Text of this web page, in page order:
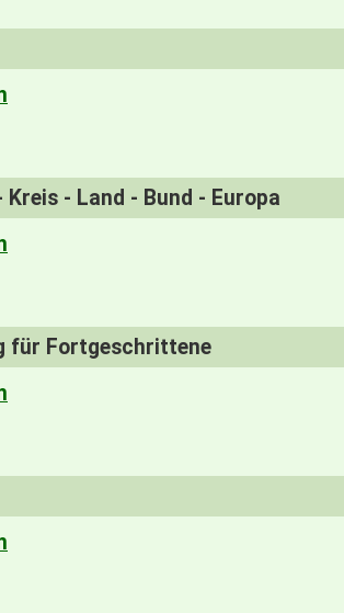
- Land - Bund - Europa
für Fortgeschrittene